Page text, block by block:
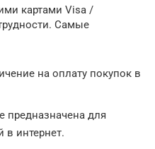
картами Visa /
Самые
на оплату покупок в
предназначена для
в интернет.